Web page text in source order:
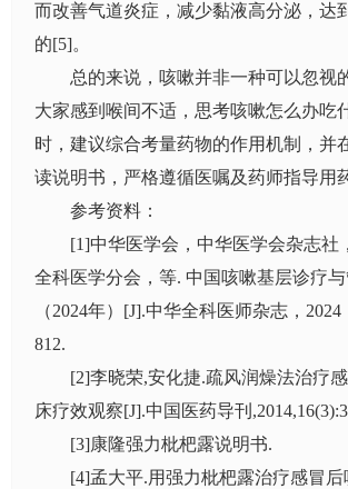
而改善气道炎症，减少黏液高分泌，达
的[5]。
总的来说，咳嗽并非一种可以忽视
大家感到喉间不适，思考咳嗽怎么办吃
时，建议综合考量药物的作用机制，并
读说明书，严格遵循医嘱及药师指导用
参考资料：
[1]中华医学会，中华医学会杂志社
全科医学分会，等. 中国咳嗽基层诊疗
（2024年）[J].中华全科医师杂志，2024
812.
[2]李晓荣,安化捷.疏风润燥法治疗
床疗效观察[J].中国医药导刊
[3]康隆强力枇杷露说明书.
[4]孟大平.用强力枇杷露治疗感冒